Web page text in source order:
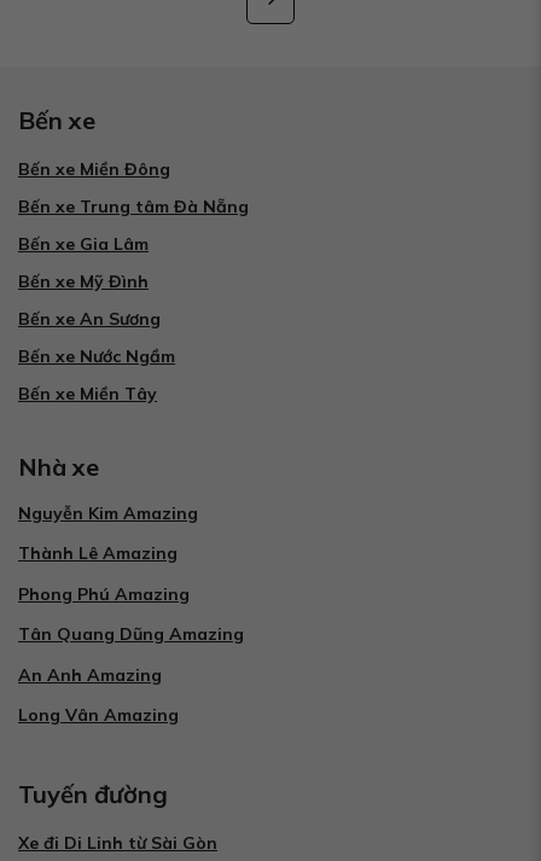
Bến xe
Bến xe Miền Đông
Bến xe Trung tâm Đà Nẵng
Bến xe Gia Lâm
Bến xe Mỹ Đình
Bến xe An Sương
Bến xe Nước Ngầm
Bến xe Miền Tây
Nhà xe
Nguyễn Kim Amazing
Thành Lê Amazing
Phong Phú Amazing
Tân Quang Dũng Amazing
An Anh Amazing
Long Vân Amazing
Tuyến đường
Xe đi Di Linh từ Sài Gòn